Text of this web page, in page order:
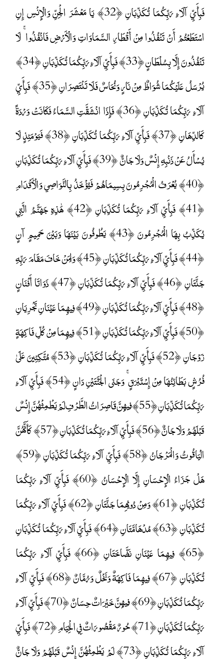
فَبِأَيِّ آلَاءِ رَبِّكُمَا تُكَذِّبَانِ ﴿32﴾ يَا مَعْشَرَ الْجِنِّ وَالْإِنْسِ إِنِ
اسْتَطَعْتُمْ أَنْ تَنْفُذُوا مِنْ أَقْطَارِ السَّمَاوَاتِ وَالْأَرْضِ فَانْفُذُوا ۚ لَا
تَنْفُذُونَ إِلَّا بِسُلْطَانٍ ﴿33﴾ فَبِأَيِّ آلَاءِ رَبِّكُمَا تُكَذِّبَانِ ﴿34﴾
يُرْسَلُ عَلَيْكُمَا شُوَاظٌ مِنْ نَارٍ وَنُحَاسٌ فَلَا تَنْتَصِرَانِ ﴿35﴾ فَبِأَيِّ
آلَاءِ رَبِّكُمَا تُكَذِّبَانِ ﴿36﴾ فَإِذَا انْشَقَّتِ السَّمَاءُ فَكَانَتْ وَرْدَةً
كَالدِّهَانِ ﴿37﴾ فَبِأَيِّ آلَاءِ رَبِّكُمَا تُكَذِّبَانِ ﴿38﴾ فَيَوْمَئِذٍ لَا
يُسْأَلُ عَنْ ذَنْبِهِ إِنْسٌ وَلَا جَانٌّ ﴿39﴾ فَبِأَيِّ آلَاءِ رَبِّكُمَا تُكَذِّبَانِ
﴿40﴾ يُعْرَفُ الْمُجْرِمُونَ بِسِيمَاهُمْ فَيُؤْخَذُ بِالنَّوَاصِي وَالْأَقْدَامِ
﴿41﴾ فَبِأَيِّ آلَاءِ رَبِّكُمَا تُكَذِّبَانِ ﴿42﴾ هَٰذِهِ جَهَنَّمُ الَّتِي
يُكَذِّبُ بِهَا الْمُجْرِمُونَ ﴿43﴾ يَطُوفُونَ بَيْنَهَا وَبَيْنَ حَمِيمٍ آنٍ
﴿44﴾ فَبِأَيِّ آلَاءِ رَبِّكُمَا تُكَذِّبَانِ ﴿45﴾ وَلِمَنْ خَافَ مَقَامَ رَبِّهِ
جَنَّتَانِ ﴿46﴾ فَبِأَيِّ آلَاءِ رَبِّكُمَا تُكَذِّبَانِ ﴿47﴾ ذَوَاتَا أَفْنَانٍ
﴿48﴾ فَبِأَيِّ آلَاءِ رَبِّكُمَا تُكَذِّبَانِ ﴿49﴾ فِيهِمَا عَيْنَانِ تَجْرِيَانِ
﴿50﴾ فَبِأَيِّ آلَاءِ رَبِّكُمَا تُكَذِّبَانِ ﴿51﴾ فِيهِمَا مِنْ كُلِّ فَاكِهَةٍ
زَوْجَانِ ﴿52﴾ فَبِأَيِّ آلَاءِ رَبِّكُمَا تُكَذِّبَانِ ﴿53﴾ مُتَّكِئِينَ عَلَىٰ
فُرُشٍ بَطَائِنُهَا مِنْ إِسْتَبْرَقٍ ۚ وَجَنَى الْجَنَّتَيْنِ دَانٍ ﴿54﴾ فَبِأَيِّ آلَاءِ
رَبِّكُمَا تُكَذِّبَانِ ﴿55﴾ فِيهِنَّ قَاصِرَاتُ الطَّرْفِ لَمْ يَطْمِثْهُنَّ إِنْسٌ
قَبْلَهُمْ وَلَا جَانٌّ ﴿56﴾ فَبِأَيِّ آلَاءِ رَبِّكُمَا تُكَذِّبَانِ ﴿57﴾ كَأَنَّهُنَّ
الْيَاقُوتُ وَالْمَرْجَانُ ﴿58﴾ فَبِأَيِّ آلَاءِ رَبِّكُمَا تُكَذِّبَانِ ﴿59﴾
هَلْ جَزَاءُ الْإِحْسَانِ إِلَّا الْإِحْسَانُ ﴿60﴾ فَبِأَيِّ آلَاءِ رَبِّكُمَا
تُكَذِّبَانِ ﴿61﴾ وَمِنْ دُونِهِمَا جَنَّتَانِ ﴿62﴾ فَبِأَيِّ آلَاءِ رَبِّكُمَا
تُكَذِّبَانِ ﴿63﴾ مُدْهَامَّتَانِ ﴿64﴾ فَبِأَيِّ آلَاءِ رَبِّكُمَا تُكَذِّبَانِ
﴿65﴾ فِيهِمَا عَيْنَانِ نَضَّاخَتَانِ ﴿66﴾ فَبِأَيِّ آلَاءِ رَبِّكُمَا
تُكَذِّبَانِ ﴿67﴾ فِيهِمَا فَاكِهَةٌ وَنَخْلٌ وَرُمَّانٌ ﴿68﴾ فَبِأَيِّ آلَاءِ
رَبِّكُمَا تُكَذِّبَانِ ﴿69﴾ فِيهِنَّ خَيْرَاتٌ حِسَانٌ ﴿70﴾ فَبِأَيِّ آلَاءِ
رَبِّكُمَا تُكَذِّبَانِ ﴿71﴾ حُورٌ مَقْصُورَاتٌ فِي الْخِيَامِ ﴿72﴾ فَبِأَيِّ
آلَاءِ رَبِّكُمَا تُكَذِّبَانِ ﴿73﴾ لَمْ يَطْمِثْهُنَّ إِنْسٌ قَبْلَهُمْ وَلَا جَانٌّ